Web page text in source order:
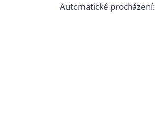
Automatické procházení: